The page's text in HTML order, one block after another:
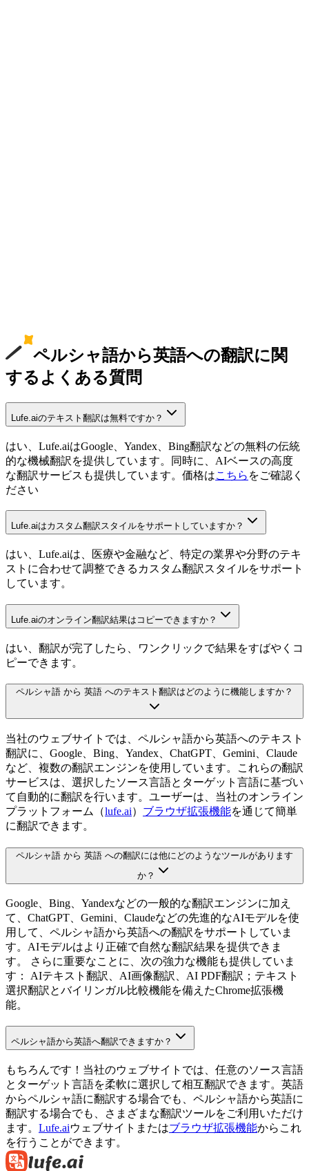
ペルシャ語から英語への翻訳に関
するよくある質問
Lufe.aiのテキスト翻訳は無料ですか？
はい、Lufe.aiはGoogle、Yandex、Bing翻訳などの無料の伝統
的な機械翻訳を提供しています。同時に、AIベースの高度
な翻訳サービスも提供しています。価格はこちら をご確認く
ださい
Lufe.aiはカスタム翻訳スタイルをサポートしていますか？
はい、Lufe.aiは、医療や金融など、特定の業界や分野のテキ
ストに合わせて調整できるカスタム翻訳スタイルをサポート
しています。
Lufe.aiのオンライン翻訳結果はコピーできますか？
はい、翻訳が完了したら、ワンクリックで結果をすばやくコ
ピーできます。
ペルシャ語 から 英語 へのテキスト翻訳はどのように機能しますか？
当社のウェブサイトでは、ペルシャ語から英語へのテキスト
翻訳に、Google、Bing、Yandex、ChatGPT、Gemini、Claude
など、複数の翻訳エンジンを使用しています。これらの翻訳
サービスは、選択したソース言語とターゲット言語に基づい
て自動的に翻訳を行います。ユーザーは、当社のオンライン
プラットフォーム（lufe.ai） ブラウザ拡張機能を通じて簡単
に翻訳できます。
ペルシャ語 から 英語 への翻訳には他にどのようなツールがあります
か？
Google、Bing、Yandexなどの一般的な翻訳エンジンに加え
て、ChatGPT、Gemini、Claudeなどの先進的なAIモデルを使
用して、ペルシャ語から英語への翻訳をサポートしていま
す。AIモデルはより正確で自然な翻訳結果を提供できま
す。 さらに重要なことに、次の強力な機能も提供していま
す： AIテキスト翻訳、AI画像翻訳、AI PDF翻訳；テキスト
選択翻訳とバイリンガル比較機能を備えたChrome拡張機
能。
ペルシャ語から英語へ翻訳できますか？
もちろんです！当社のウェブサイトでは、任意のソース言語
とターゲット言語を柔軟に選択して相互翻訳できます。英語
からペルシャ語に翻訳する場合でも、ペルシャ語から英語に
翻訳する場合でも、さまざまな翻訳ツールをご利用いただけ
ます。 Lufe.aiウェブサイトまたはブラウザ拡張機能からこれ
を行うことができます。